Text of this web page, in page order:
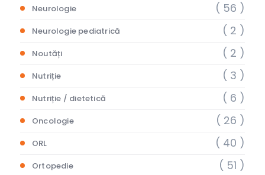
Neurologie ( 56 )
Neurologie pediatrică ( 2 )
Noutăți ( 2 )
Nutriție ( 3 )
Nutriție / dietetică ( 6 )
Oncologie ( 26 )
ORL ( 40 )
Ortopedie ( 51 )